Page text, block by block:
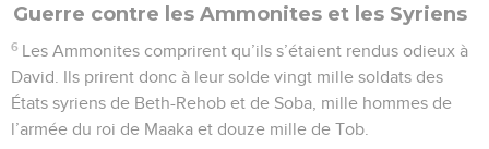
Guerre contre les Ammonites et les Syriens
6 Les Ammonites comprirent qu’ils s’étaient rendus odieux à
David. Ils prirent donc à leur solde vingt mille soldats des
États syriens de Beth-Rehob et de Soba, mille hommes de
l’armée du roi de Maaka et douze mille de Tob.